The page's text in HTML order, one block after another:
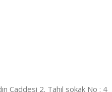
Caddesi 2. Tahıl sokak No : 4